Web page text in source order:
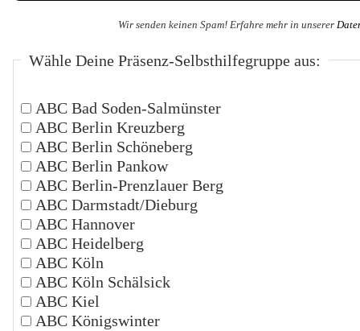
Wir senden keinen Spam! Erfahre mehr in unserer
Wähle Deine Präsenz-Selbsthilfegruppe aus:
ABC Bad Soden-Salmünster
ABC Berlin Kreuzberg
ABC Berlin Schöneberg
ABC Berlin Pankow
ABC Berlin-Prenzlauer Berg
ABC Darmstadt/Dieburg
ABC Hannover
ABC Heidelberg
ABC Köln
ABC Köln Schälsick
ABC Kiel
ABC Königswinter